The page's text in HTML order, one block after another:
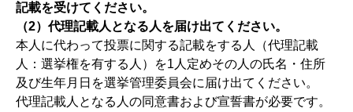
記載を受けてください。
（2）代理記載人となる人を届け出てください。
本人に代わって投票に関する記載をする人（代理記載
人：選挙権を有する人）を1人定めその人の氏名・住所
及び生年月日を選挙管理委員会に届け出てください。
代理記載人となる人の同意書および宣誓書が必要です。